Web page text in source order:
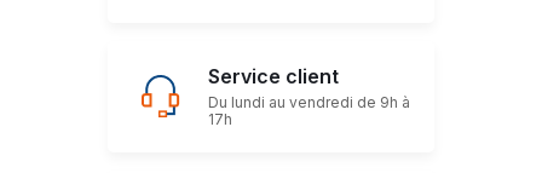
Service client
Du lundi au vendredi de 9h à
17h